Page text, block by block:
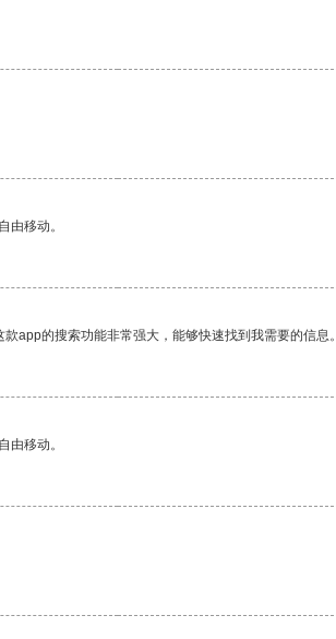
由移动。
app的搜索功能非常强大，能够快速找到我需要的信息。
由移动。